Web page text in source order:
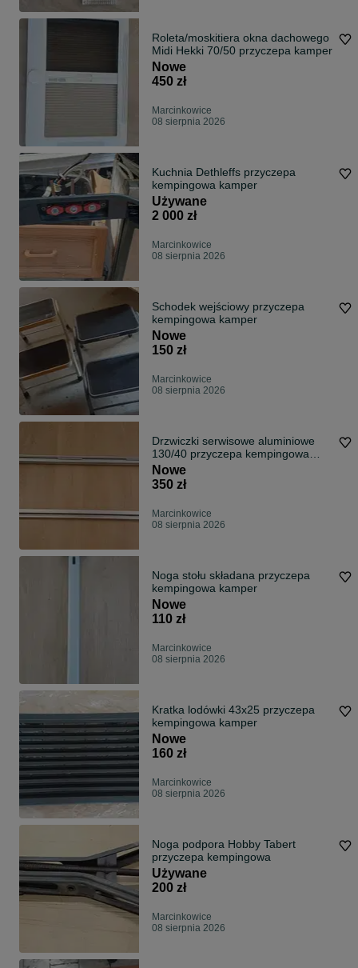
Roleta/moskitiera okna dachowego
Midi Hekki 70/50 przyczepa kamper
Nowe
450 zł
Marcinkowice
08 sierpnia 2026
Kuchnia Dethleffs przyczepa
kempingowa kamper
Używane
2 000 zł
Marcinkowice
08 sierpnia 2026
Schodek wejściowy przyczepa
kempingowa kamper
Nowe
150 zł
Marcinkowice
08 sierpnia 2026
Drzwiczki serwisowe aluminiowe
130/40 przyczepa kempingowa
kamper
Nowe
350 zł
Marcinkowice
08 sierpnia 2026
Noga stołu składana przyczepa
kempingowa kamper
Nowe
110 zł
Marcinkowice
08 sierpnia 2026
Kratka lodówki 43x25 przyczepa
kempingowa kamper
Nowe
160 zł
Marcinkowice
08 sierpnia 2026
Noga podpora Hobby Tabert
przyczepa kempingowa
Używane
200 zł
Marcinkowice
08 sierpnia 2026